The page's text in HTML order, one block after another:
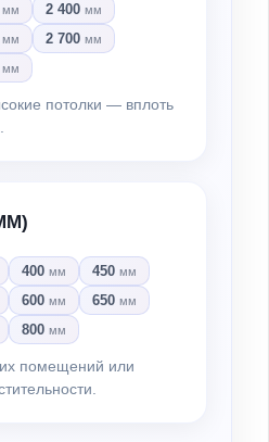
мм 2 400 мм
мм 2 700 мм
мм
потолки — вплоть
400 мм 450 мм
600 мм 650 мм
800 мм
помещений или